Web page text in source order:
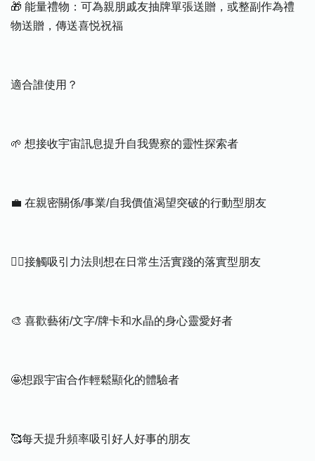
🎁 能量禮物：可為親朋戚友抽牌單張送贈，或整副作為禮
物送贈，傳送喜悦祝福
適合誰使用？
🌱 想接收宇宙訊息提升自我覺察的靈性探索者
💼 在親密關係/事業/自我價值渴望突破的行動型朋友
🏃‍♀️接觸吸引力法則想在日常生活實踐的落實型朋友
🎨 喜歡藝術/文字/牌卡和水晶的身心靈愛好者
🤩想跟宇宙合作輕鬆顯化的體驗者
🥰每天提升頻率吸引好人好事的朋友